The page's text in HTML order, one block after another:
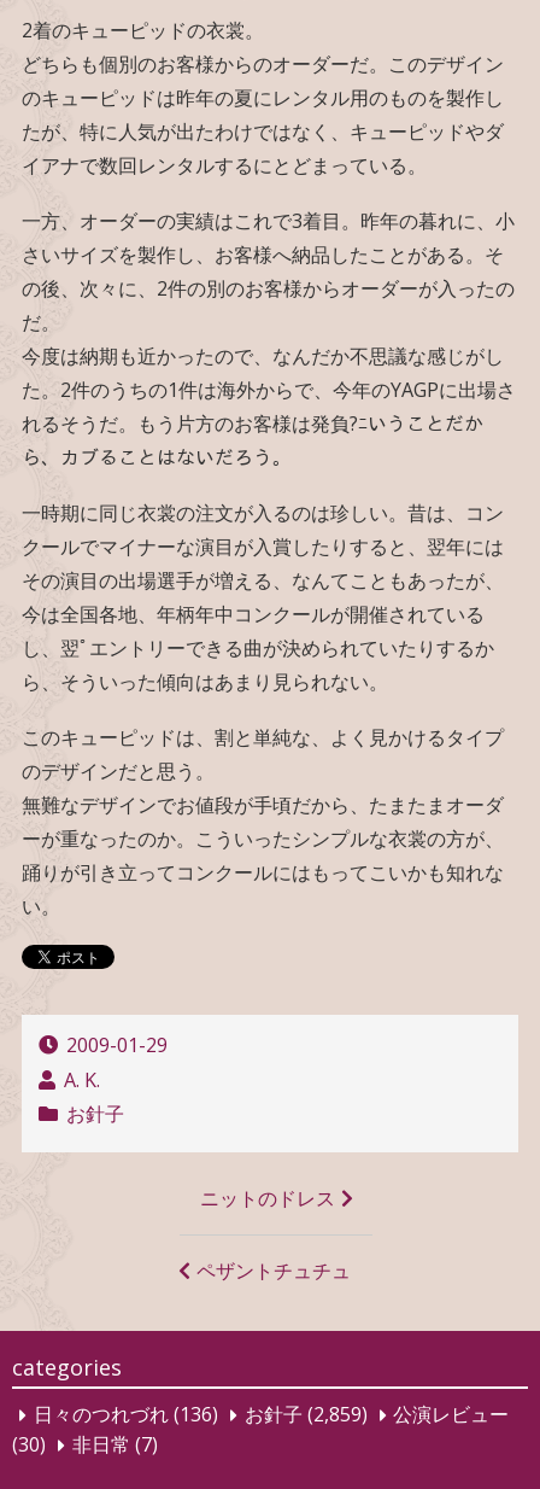
2着のキューピッドの衣裳。
どちらも個別のお客様からのオーダーだ。このデザイン
のキューピッドは昨年の夏にレンタル用のものを製作し
たが、特に人気が出たわけではなく、キューピッドやダ
イアナで数回レンタルするにとどまっている。
一方、オーダーの実績はこれで3着目。昨年の暮れに、小
さいサイズを製作し、お客様へ納品したことがある。そ
の後、次々に、2件の別のお客様からオーダーが入ったの
だ。
今度は納期も近かったので、なんだか不思議な感じがし
た。2件のうちの1件は海外からで、今年のYAGPに出場さ
れるそうだ。もう片方のお客様は発負?ﾆいうことだか
ら、カブることはないだろう。
一時期に同じ衣裳の注文が入るのは珍しい。昔は、コン
クールでマイナーな演目が入賞したりすると、翌年には
その演目の出場選手が増える、なんてこともあったが、
今は全国各地、年柄年中コンクールが開催されている
し、翌ﾟエントリーできる曲が決められていたりするか
ら、そういった傾向はあまり見られない。
このキューピッドは、割と単純な、よく見かけるタイプ
のデザインだと思う。
無難なデザインでお値段が手頃だから、たまたまオーダ
ーが重なったのか。こういったシンプルな衣裳の方が、
踊りが引き立ってコンクールにはもってこいかも知れな
い。
2009-01-29
A. K.
お針子
ゲ
ー
シ
ョ
ニットのドレス
ペザントチュチュ
categories
日々のつれづれ(136) お針子 (2,859)
公演レビュー
(30)
非日常 (7)